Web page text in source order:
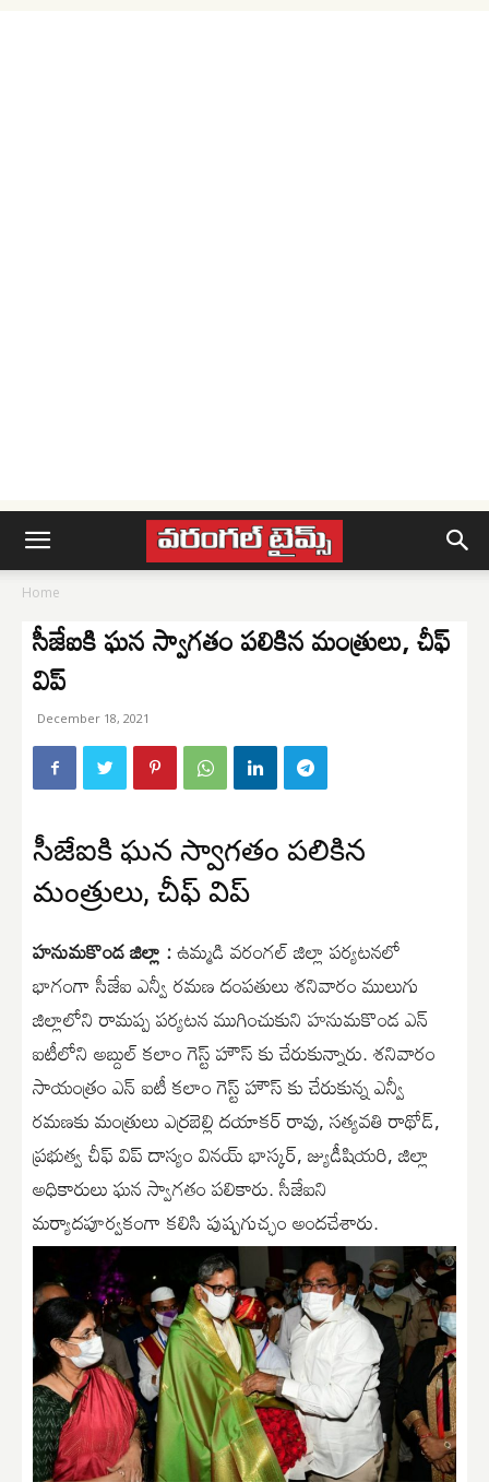
Home
సీజేఐకి ఘన స్వాగతం పలికిన మంత్రులు, చీఫ్
విప్
December 18, 2021
సీజేఐకి ఘన స్వాగతం పలికిన
మంత్రులు, చీఫ్ విప్
హనుమకొండ జిల్లా :ఉమ్మడి వరంగల్ జిల్లా పర్యటనలో
భాగంగా సీజేఐ ఎన్వీ రమణ దంపతులు శనివారం ములుగు
జిల్లాలోని రామప్ప పర్యటన ముగించుకుని హనుమకొండ ఎన్
ఐటీలోని అబ్దుల్ కలాం గెస్ట్ హౌస్ కు చేరుకున్నారు. శనివారం
సాయంత్రం ఎన్ ఐటీ కలాం గెస్ట్ హౌస్ కు చేరుకున్న ఎన్వీ
రమణకు మంత్రులు ఎర్రబెల్లి దయాకర్ రావు, సత్యవతి రాథోడ్,
ప్రభుత్వ చీఫ్ విప్ దాస్యం వినయ్ భాస్కర్, జ్యుడీషియరి, జిల్లా
అధికారులు ఘన స్వాగతం పలికారు. సీజేఐని
మర్యాదపూర్వకంగా కలిసి పుష్పగుచ్ఛం అందచేశారు.